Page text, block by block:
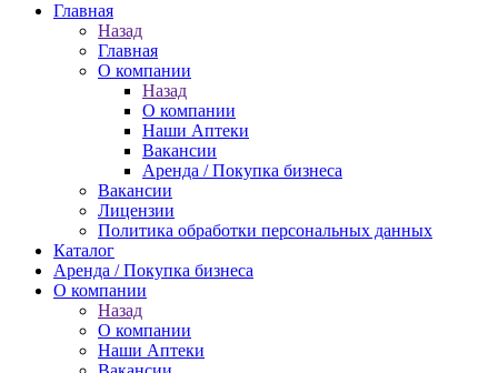
Главная
Назад
Главная
О компании
Назад
О компании
Наши Аптеки
Вакансии
Аренда / Покупка бизнеса
Вакансии
Лицензии
Политика обработки персональных данных
Каталог
Аренда / Покупка бизнеса
О компании
Назад
О компании
Наши Аптеки